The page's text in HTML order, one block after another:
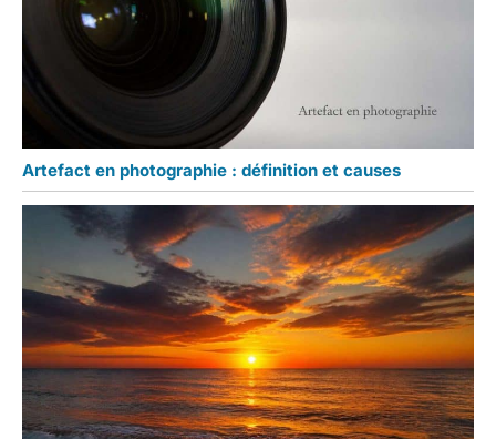
Artefact en photographie : définition et causes